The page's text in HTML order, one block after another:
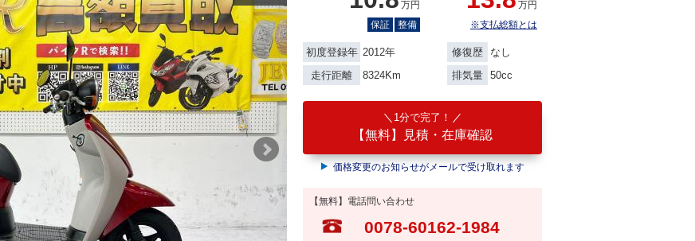
万円
保証
整備
万円
※支払総額とは
初度登録年 2012年 修復歴
なし
走行距離
8324Km 排気量 50cc
1分で完了！
【無料】見積・在庫確認
価格変更のお知らせがメールで受け取れます
【無料】電話問い合わせ
0078-60162-1984